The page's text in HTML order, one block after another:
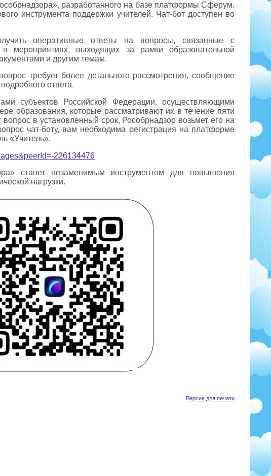
разработанного на базе платформы Сферум.
инструмента поддержки учителей. Чат-бот доступен во
оперативные ответы на вопросы, связанные с
мероприятиях, выходящих за рамки образовательной
и другим темам.
требует более детального рассмотрения, сообщение
ответа.
субъектов Российской Федерации, осуществляющими
образования, которые рассматривают их в течение пяти
в установленный срок, Рособрнадзор возьмет его на
чат-боту, вам необходима регистрация на платформе
«Учитель».
226134476
станет незаменимым инструментом для повышения
нагрузки.
Версия для печати